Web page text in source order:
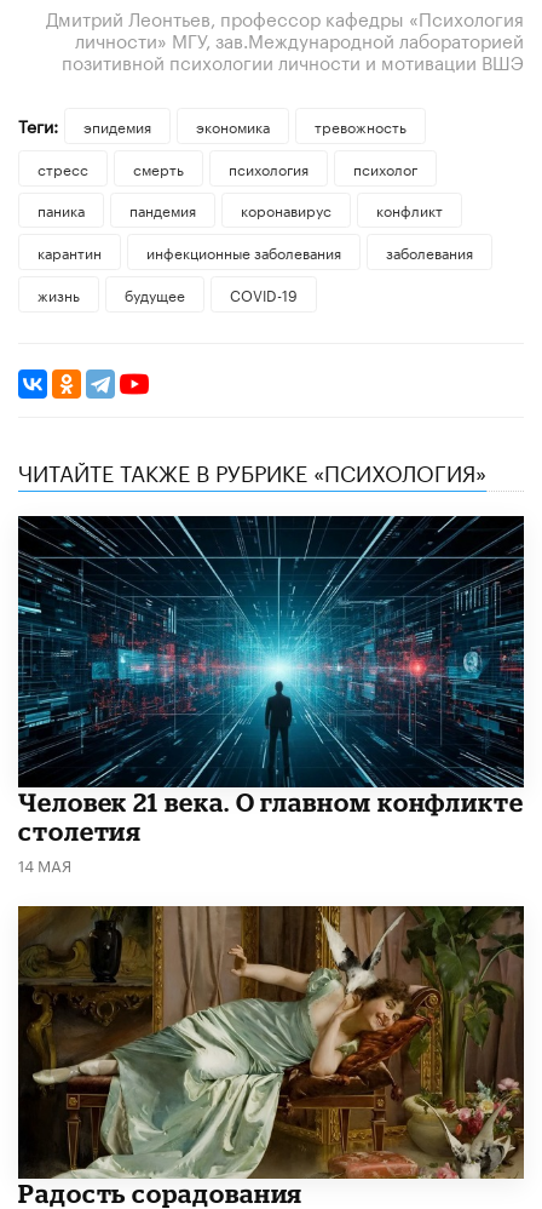
Дмитрий Леонтьев, профессор кафедры «Психология
личности» МГУ, зав.Международной лабораторией
позитивной психологии личности и мотивации ВШЭ
Теги: эпидемия экономика
тревожность
стресс
смерть психология
психолог
паника
пандемия коронавирус
конфликт
карантин
инфекционные заболевания
заболевания
жизнь
будущее COVID-19
ЧИТАЙТЕ ТАКЖЕ В РУБРИКЕ «ПСИХОЛОГИЯ»
​Человек 21 века. О главном конфликте
столетия
14 МАЯ
Радость сорадования